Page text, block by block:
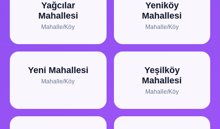
Yağcılar
Mahallesi
Mahalle/Köy
Yeniköy
Mahallesi
Mahalle/Köy
Yeni Mahallesi
Mahalle/Köy
Yeşilköy
Mahallesi
Mahalle/Köy